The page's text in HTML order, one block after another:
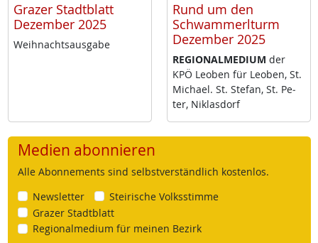
Grazer Stadtblatt
Dezember 2025
Weih­nachts­aus­ga­be
Rund um den
Schwammerlturm
Dezember 2025
RE­GIO­NAL­ME­DI­UM der
KPÖ Leo­ben für Leo­ben, St.
Mi­cha­el. St. Ste­fan, St. Pe­
ter, Niklas­dorf
Medien abonnieren
Alle Abonnements sind selbstverständlich kostenlos.
Newsletter
Steirische Volksstimme
Grazer Stadtblatt
Regionalmedium für meinen Bezirk